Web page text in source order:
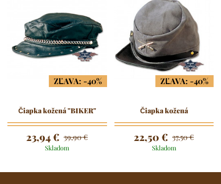
ZĽAVA: -40%
Čiapka kožená "BIKER"
23,94 € 39,90 €
Skladom
ZĽAVA: -40%
Čiapka kožená
22,50 € 37,50 €
Skladom